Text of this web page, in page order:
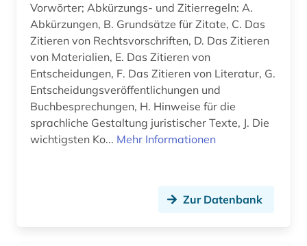
betriebswirtschaft (4)
betriebswirtschaftslehre (1)
betäubungsmittel (1)
bewertungsgesetz (1)
Vorwörter; Abkürzungs- und Zitierregeln: A.
Abkürzungen, B. Grundsätze für Zitate, C. Das
Zitieren von Rechtsvorschriften, D. Das Zitieren
von Materialien, E. Das Zitieren von
Entscheidungen, F. Das Zitieren von Literatur, G.
Entscheidungsveröffentlichungen und
Buchbesprechungen, H. Hinweise für die
sprachliche Gestaltung juristischer Texte, J. Die
wichtigsten Ko... Mehr Informationen
Zur Datenbank